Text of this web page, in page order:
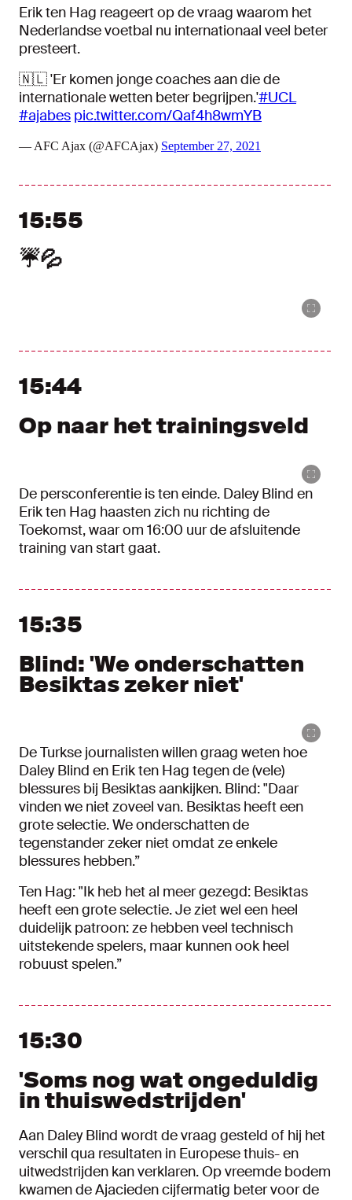
Erik ten Hag reageert op de vraag waarom het
Nederlandse voetbal nu internationaal veel beter
presteert.
🇳🇱 'Er komen jonge coaches aan die de
internationale wetten beter begrijpen.'#UCL
#ajabes pic.twitter.com/Qaf4h8wmYB
— AFC Ajax (@AFCAjax) September 27, 2021
15:55
☔️💦
15:44
Op naar het trainingsveld
De persconferentie is ten einde. Daley Blind en
Erik ten Hag haasten zich nu richting de
Toekomst, waar om 16:00 uur de afsluitende
training van start gaat.
15:35
Blind: 'We onderschatten
Besiktas zeker niet'
De Turkse journalisten willen graag weten hoe
Daley Blind en Erik ten Hag tegen de (vele)
blessures bij Besiktas aankijken. Blind: "Daar
vinden we niet zoveel van. Besiktas heeft een
grote selectie. We onderschatten de
tegenstander zeker niet omdat ze enkele
blessures hebben.”
Ten Hag: "Ik heb het al meer gezegd: Besiktas
heeft een grote selectie. Je ziet wel een heel
duidelijk patroon: ze hebben veel technisch
uitstekende spelers, maar kunnen ook heel
robuust spelen.”
15:30
'Soms nog wat ongeduldig
in thuiswedstrijden'
Aan Daley Blind wordt de vraag gesteld of hij het
verschil qua resultaten in Europese thuis- en
uitwedstrijden kan verklaren. Op vreemde bodem
kwamen de Ajacieden cijfermatig beter voor de